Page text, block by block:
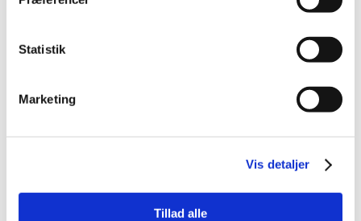
Statistik
Marketing
Vis detaljer
Tillad alle
bedste og mest omfattende kilde til informationer om
Francisca Clausen. De mange illustrationer i stort format
kaster flot lys over hendes alsidige oeuvre. Denne bog